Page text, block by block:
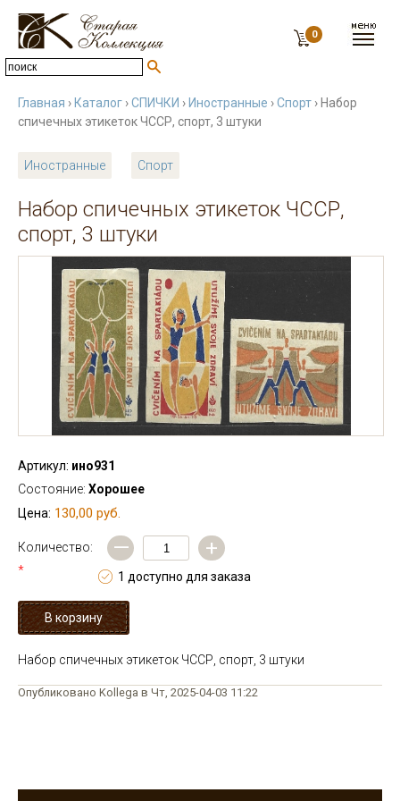
0
Главная › Каталог ›СПИЧКИ › Иностранные ›Спорт › Набор
спичечных этикеток ЧССР, спорт, 3 штуки
Иностранные Спорт
Набор спичечных этикеток ЧССР,
спорт, 3 штуки
Артикул: ино931
Состояние: Хорошее
Цена: 130,00 руб.
Количество:
*
— +
1 доступно для заказа
Набор спичечных этикеток ЧССР, спорт, 3 штуки
Опубликовано Kollega в Чт, 2025-04-03 11:22